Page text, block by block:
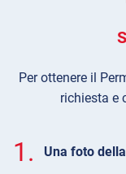
Per ottenere il
richiesta e
1. Una foto